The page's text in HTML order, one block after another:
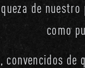
de
como